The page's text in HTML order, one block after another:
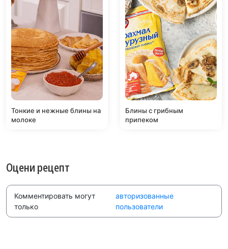
Тонкие и нежные блины на
молоке
Блины с грибным
припеком
Оцени рецепт
Комментировать могут
только
авторизованные
пользователи